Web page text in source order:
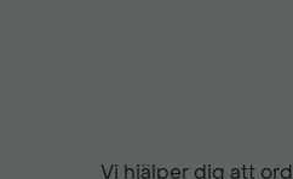
i framdörrarVi hjälper dig att